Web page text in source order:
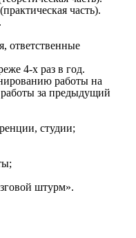
часть).
ответственные
4-х раз в год.
работы на
за предыдущий
студии;
штурм».